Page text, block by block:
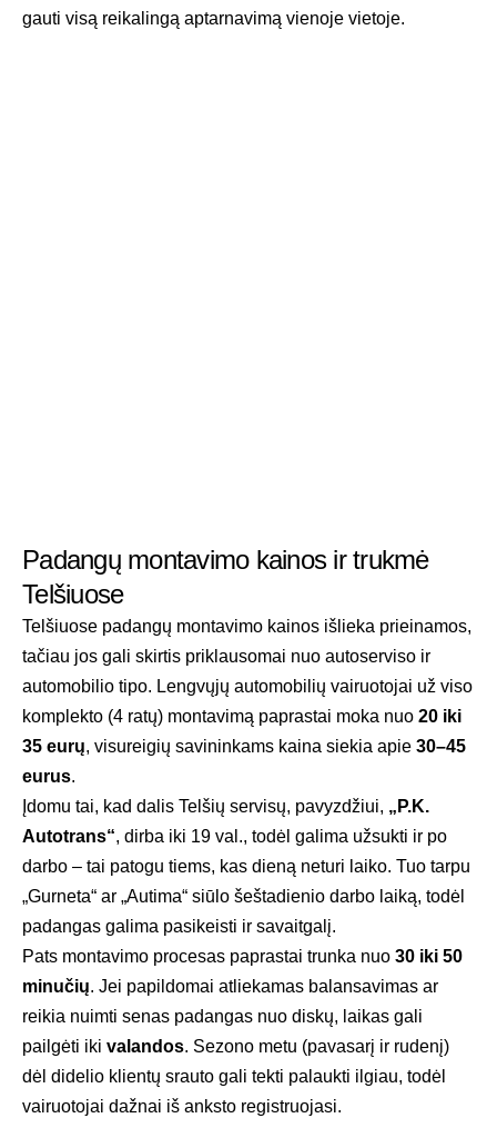
gauti visą reikalingą aptarnavimą vienoje vietoje.
Padangų montavimo kainos ir trukmė
Telšiuose
Telšiuose padangų montavimo kainos išlieka prieinamos,
tačiau jos gali skirtis priklausomai nuo autoserviso ir
automobilio tipo. Lengvųjų automobilių vairuotojai už viso
komplekto (4 ratų) montavimą paprastai moka nuo 20 iki
35 eurų, visureigių savininkams kaina siekia apie 30–45
eurus.
Įdomu tai, kad dalis Telšių servisų, pavyzdžiui, „P.K.
Autotrans“, dirba iki 19 val., todėl galima užsukti ir po
darbo – tai patogu tiems, kas dieną neturi laiko. Tuo tarpu
„Gurneta“ ar „Autima“ siūlo šeštadienio darbo laiką, todėl
padangas galima pasikeisti ir savaitgalį.
Pats montavimo procesas paprastai trunka nuo 30 iki 50
minučių. Jei papildomai atliekamas balansavimas ar
reikia nuimti senas padangas nuo diskų, laikas gali
pailgėti iki valandos. Sezono metu (pavasarį ir rudenį)
dėl didelio klientų srauto gali tekti palaukti ilgiau, todėl
vairuotojai dažnai iš anksto registruojasi.